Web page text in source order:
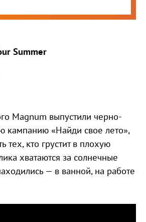
Summer
Magnum выпустили черно-
кампанию «Найди свое лето»,
тех, кто грустит в плохую
хватаются за солнечные
— в ванной, на работе